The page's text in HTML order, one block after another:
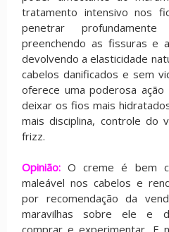
tratamento intensivo nos
penetrar
preenchendo as fissuras e
devolvendo a elasticidade
cabelos danificados e sem
oferece uma poderosa
deixar os fios mais
mais disciplina, controle do
frizz.
Opinião:O creme é bem
maleável nos cabelos e
por recomendação da
maravilhas sobre ele e